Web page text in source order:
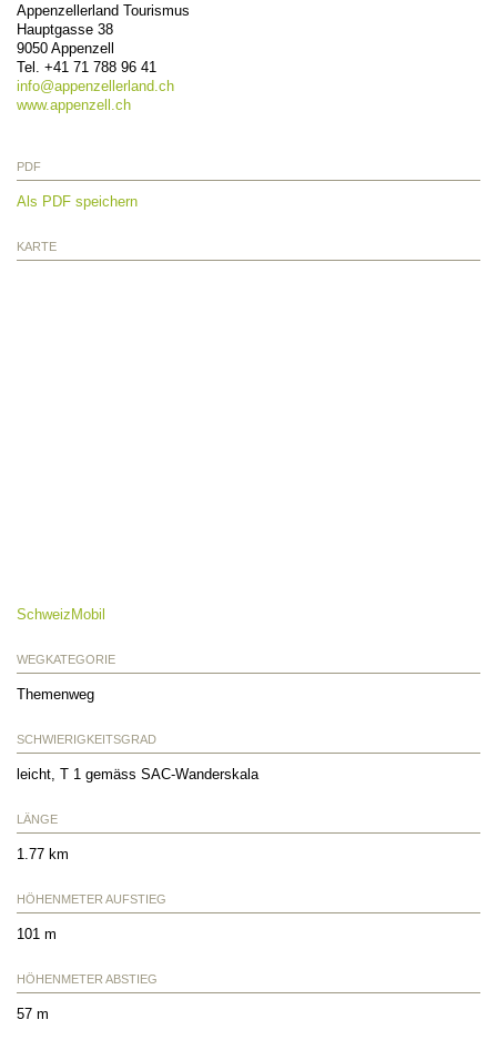
Appenzellerland Tourismus
Hauptgasse 38
9050 Appenzell
Tel. +41 71 788 96 41
info@appenzellerland.ch
www.appenzell.ch
PDF
Als PDF speichern
KARTE
SchweizMobil
WEGKATEGORIE
Themenweg
SCHWIERIGKEITSGRAD
leicht, T 1 gemäss SAC-Wanderskala
LÄNGE
1.77 km
HÖHENMETER AUFSTIEG
101 m
HÖHENMETER ABSTIEG
57 m